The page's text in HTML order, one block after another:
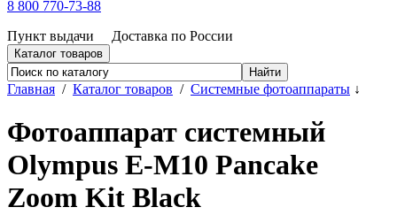
8 800 770-73-88
Пункт выдачи
Доставка по России
Каталог товаров
Главная / Каталог товаров / Системные фотоаппараты ↓
Фотоаппарат системный
Olympus E-M10 Pancake
Zoom Kit Black